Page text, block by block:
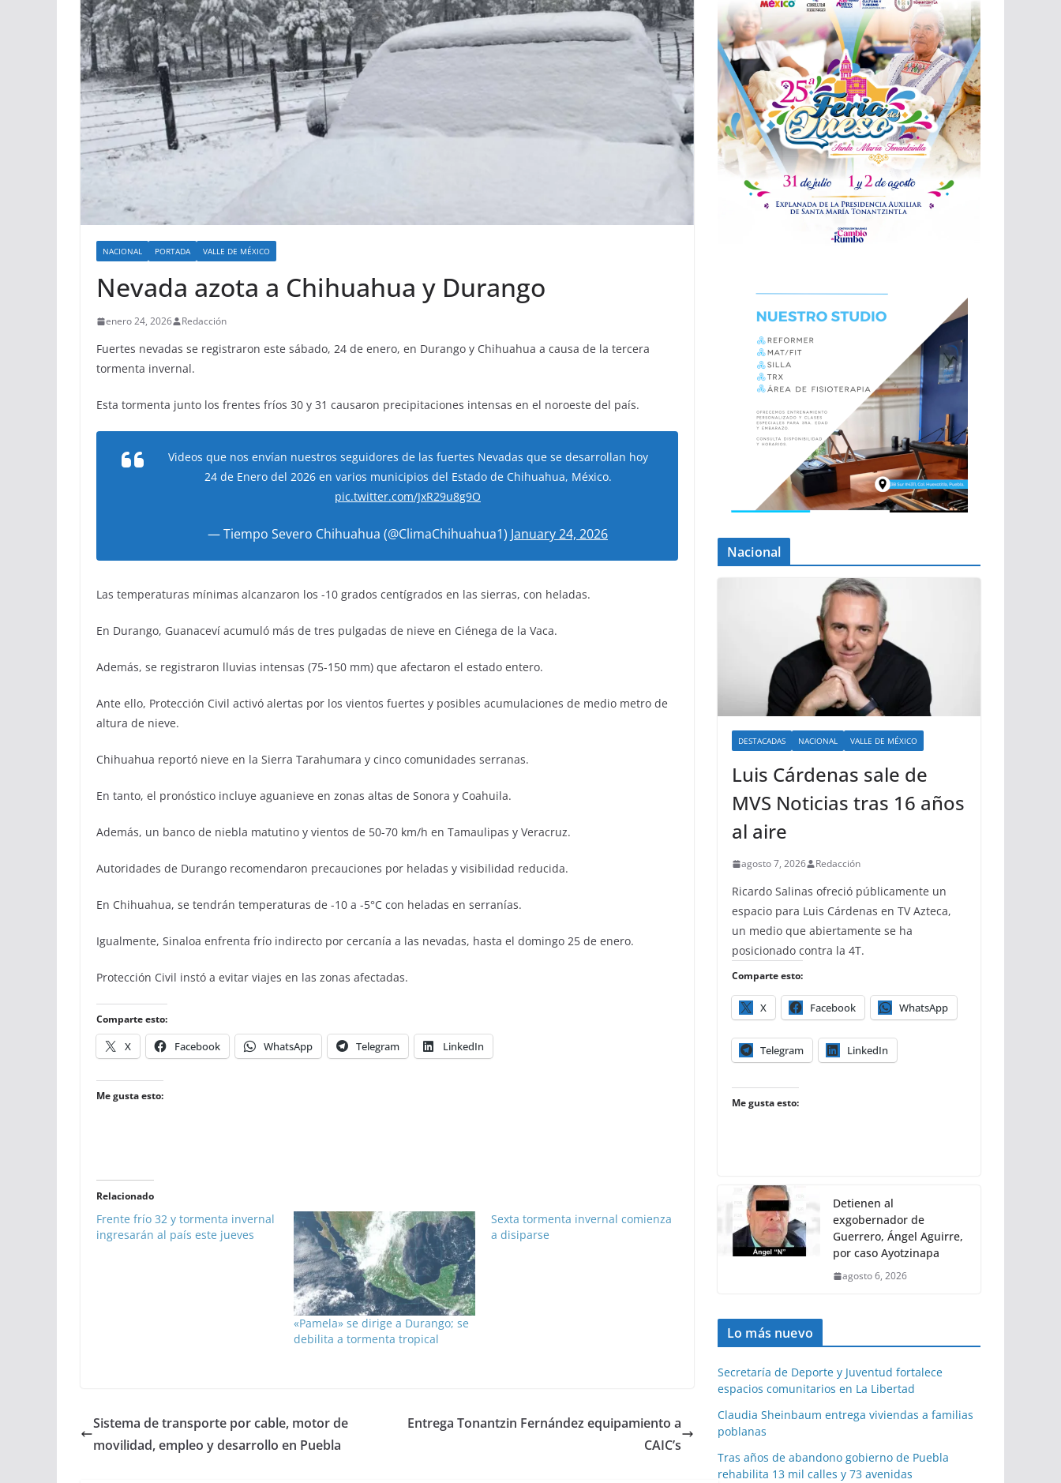
NACIONAL PORTADA VALLE DE MÉXICO
Nevada azota a Chihuahua y Durango
enero 24, 2026 Redacción
Fuertes nevadas se registraron este sábado, 24 de enero, en Durango y Chihuahua a causa de la tercera
tormenta invernal.
Esta tormenta junto los frentes fríos 30 y 31 causaron precipitaciones intensas en el noroeste del país.
Videos que nos envían nuestros seguidores de las fuertes Nevadas que se desarrollan hoy
24 de Enero del 2026 en varios municipios del Estado de Chihuahua, México.
pic.twitter.com/JxR29u8g9O
— Tiempo Severo Chihuahua (@ClimaChihuahua1) January 24, 2026
Las temperaturas mínimas alcanzaron los -10 grados centígrados en las sierras, con heladas.
En Durango, Guanaceví acumuló más de tres pulgadas de nieve en Ciénega de la Vaca.
Además, se registraron lluvias intensas (75-150 mm) que afectaron el estado entero.
Ante ello, Protección Civil activó alertas por los vientos fuertes y posibles acumulaciones de medio metro de
altura de nieve.
Chihuahua reportó nieve en la Sierra Tarahumara y cinco comunidades serranas.
En tanto, el pronóstico incluye aguanieve en zonas altas de Sonora y Coahuila.
Además, un banco de niebla matutino y vientos de 50-70 km/h en Tamaulipas y Veracruz.
Autoridades de Durango recomendaron precauciones por heladas y visibilidad reducida.
En Chihuahua, se tendrán temperaturas de -10 a -5°C con heladas en serranías.
Igualmente, Sinaloa enfrenta frío indirecto por cercanía a las nevadas, hasta el domingo 25 de enero.
Protección Civil instó a evitar viajes en las zonas afectadas.
Comparte esto:
X Facebook WhatsApp Telegram LinkedIn
Me gusta esto:
Relacionado
Frente frío 32 y tormenta invernal
ingresarán al país este jueves
«Pamela» se dirige a Durango; se
debilita a tormenta tropical
Sexta tormenta invernal comienza
a disiparse
Sistema de transporte por cable, motor de
movilidad, empleo y desarrollo en Puebla
Entrega Tonantzin Fernández equipamiento a
CAIC’s
Nacional
DESTACADAS NACIONAL VALLE DE MÉXICO
Luis Cárdenas sale de
MVS Noticias tras 16 años
al aire
agosto 7, 2026 Redacción
Ricardo Salinas ofreció públicamente un
espacio para Luis Cárdenas en TV Azteca,
un medio que abiertamente se ha
posicionado contra la 4T.
Comparte esto:
X Facebook WhatsApp
Telegram LinkedIn
Me gusta esto:
Detienen al
exgobernador de
Guerrero, Ángel Aguirre,
por caso Ayotzinapa
agosto 6, 2026
Lo más nuevo
Secretaría de Deporte y Juventud fortalece
espacios comunitarios en La Libertad
Claudia Sheinbaum entrega viviendas a familias
poblanas
Tras años de abandono gobierno de Puebla
rehabilita 13 mil calles y 73 avenidas